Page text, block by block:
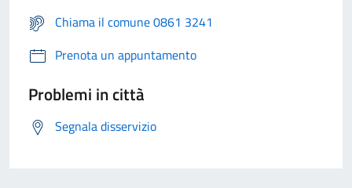
Chiama il comune 0861 3241
Prenota un appuntamento
Problemi in città
Segnala disservizio